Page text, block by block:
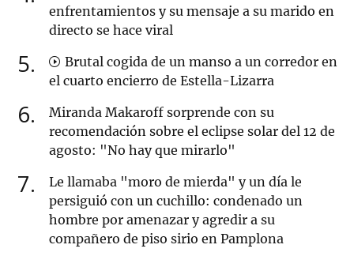
enfrentamientos y su mensaje a su marido en
directo se hace viral
5
Brutal cogida de un manso a un corredor en
el cuarto encierro de Estella-Lizarra
6
Miranda Makaroff sorprende con su
recomendación sobre el eclipse solar del 12 de
agosto: "No hay que mirarlo"
7
Le llamaba "moro de mierda" y un día le
persiguió con un cuchillo: condenado un
hombre por amenazar y agredir a su
compañero de piso sirio en Pamplona